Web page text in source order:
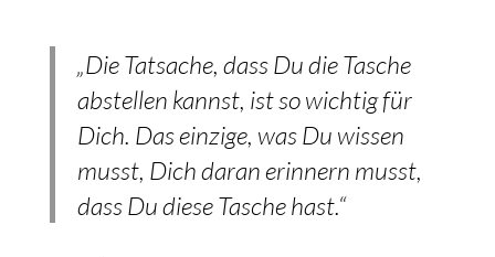
„Die Tatsache, dass Du die Tasche
abstellen kannst, ist so wichtig für
Dich. Das einzige, was Du wissen
musst, Dich daran erinnern musst,
dass Du diese Tasche hast.“